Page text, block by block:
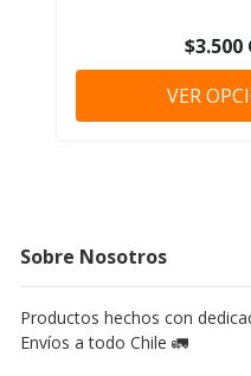
$3.500
VER
Sobre Nosotros
Productos hechos con
Envíos a todo Chile 🚛